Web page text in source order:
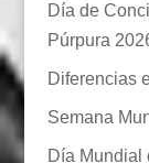
Día de
Púrpura
Diferencias
Semana
Día Mundial